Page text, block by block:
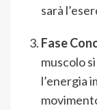
sarà
Fase
muscolo
l’energia